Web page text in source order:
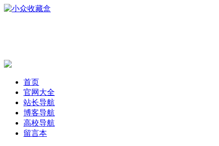
首页
官网大全
站长导航
博客导航
高校导航
留言本